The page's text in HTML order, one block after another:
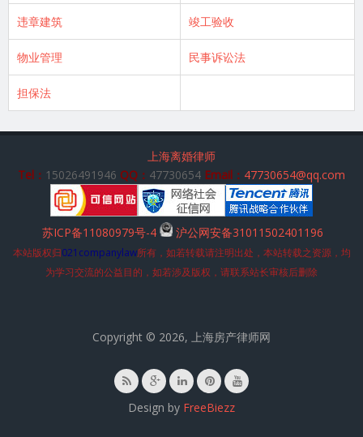
违章建筑 竣工验收
物业管理 民事诉讼法
担保法
上海离婚律师
Tel： 15026491946 QQ： 47730654 Email： 47730654@qq.com
苏ICP备11080979号-4 沪公网安备31011502401196
本站版权归021companylaw所有，如若转载请注明出处，本站转载之资源，均
为学习交流的公益目的，如若涉及版权，请联系站长审核后删除
Copyright © 2026, 上海房产律师网
Design by FreeBiezz